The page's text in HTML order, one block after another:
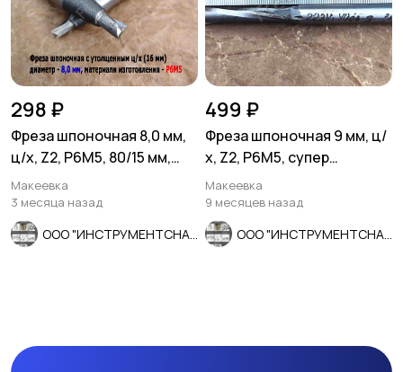
298 ₽
Фреза шпоночная 8,0 мм,
ц/х, Z2, Р6М5, 80/15 мм,
утолщ хв 16 мм, в/зав
Макеевка
3 месяца назад
499 ₽
Фреза шпоночная 9 мм, ц/
х, Z2, Р6М5, супер
длинная 115/50 мм, СССР.
Макеевка
9 месяцев назад